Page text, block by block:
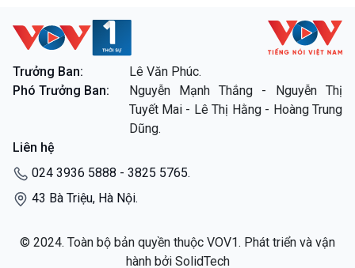
VOV1 đặc biệt
Thanh âm ký sự
Chân dung cuộc sống
Các chương trình đặc biệt
Trưởng Ban:
Lê Văn Phúc.
Phó Trưởng Ban:
Nguyễn Mạnh Thắng - Nguyễn Thị
Tuyết Mai - Lê Thị Hằng - Hoàng Trung
Dũng.
Liên hệ
024 3936 5888 - 3825 5765.
43 Bà Triệu, Hà Nội.
© 2024. Toàn bộ bản quyền thuộc VOV1. Phát triển và vận
hành bởi SolidTech